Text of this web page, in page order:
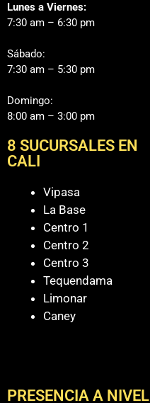
Lunes a Viernes:
7:30 am – 6:30 pm
Sábado:
7:30 am – 5:30 pm
Domingo:
8:00 am – 3:00 pm
8 SUCURSALES EN
CALI
Vipasa
La Base
Centro 1
Centro 2
Centro 3
Tequendama
Limonar
Caney
PRESENCIA A NIVEL